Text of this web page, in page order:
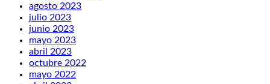
agosto 2023
julio 2023
junio 2023
mayo 2023
abril 2023
octubre 2022
mayo 2022